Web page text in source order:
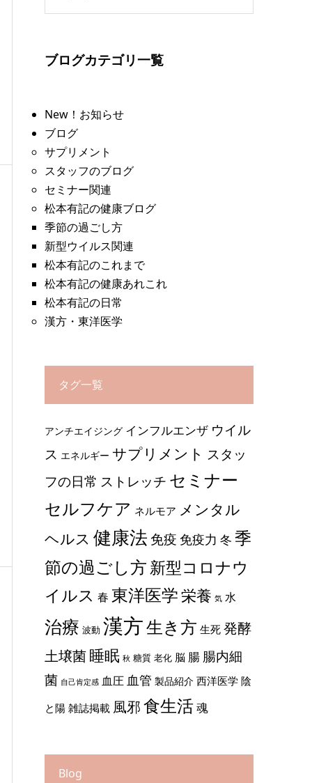
ブログカテゴリ一覧
New！お知らせ
ブログ
サプリメント
スタッフのブログ
セミナー関連
松本有記の健康ブログ
季節の過ごし方
新型ウイルス関連
松本有記のこれまで
松本有記の健康あれこれ
松本有記の日常
漢方・東洋医学
タグ一覧
アンチエイジング インフルエンザ ウイル
ス エネルギー サプリメント スタッ
フの日常 ストレッチ セミナー
セルフケア ネルモア メンタル
ヘルス 健康法免疫 免疫力 冬 季
節の過ごし方新型コロナウ
イルス 春 東洋医学栄養 気 水
治療 波動 漢方生き方 生死発酵
土壌菌睡眠 秋 糖質 老化 脳 腸 腸内細
菌 自己肯定感 血圧 血管 製品紹介 西洋医学陰
と陽雑誌掲載 風邪食生活魂
Blog